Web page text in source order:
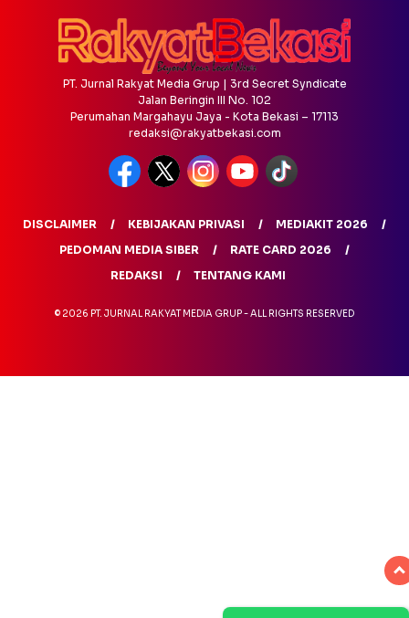
PT. Jurnal Rakyat Media Grup | 3rd Secret Syndicate
Jalan Beringin III No. 102
Perumahan Margahayu Jaya - Kota Bekasi – 17113
redaksi@rakyatbekasi.com
DISCLAIMER KEBIJAKAN PRIVASI
MEDIAKIT 2026
PEDOMAN MEDIA SIBER
RATE CARD 2026
REDAKSI
TENTANG KAMI
© 2026 PT. JURNAL RAKYAT MEDIA GRUP - ALL RIGHTS RESERVED